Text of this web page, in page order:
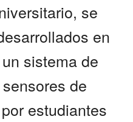
se
en
sistema de
de
estudiantes